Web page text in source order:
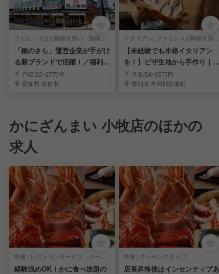
うどん・そば | 調理見習い・調理補助
「銀のさら」運営企業が手がけ
る新ブランドで活躍！／福利厚
生充実
月収/22~27万円
愛知県 岩倉市
イタリアン, ファミレス | 調理見習い・調理補助
【未経験でも本格イタリアン
を！】ピザ生地から手作り｜こ
だわり抜いた料理
月収/24~35万円
愛知県 丹羽郡扶桑町
かにざんまい 小牧店のほかの
求人
和食 | レストランサービス・ホールスタッフ
経験浅めOK！かに食べ放題の
和食 | キッチンスタッフ
店長昇格後はインセンティブあ